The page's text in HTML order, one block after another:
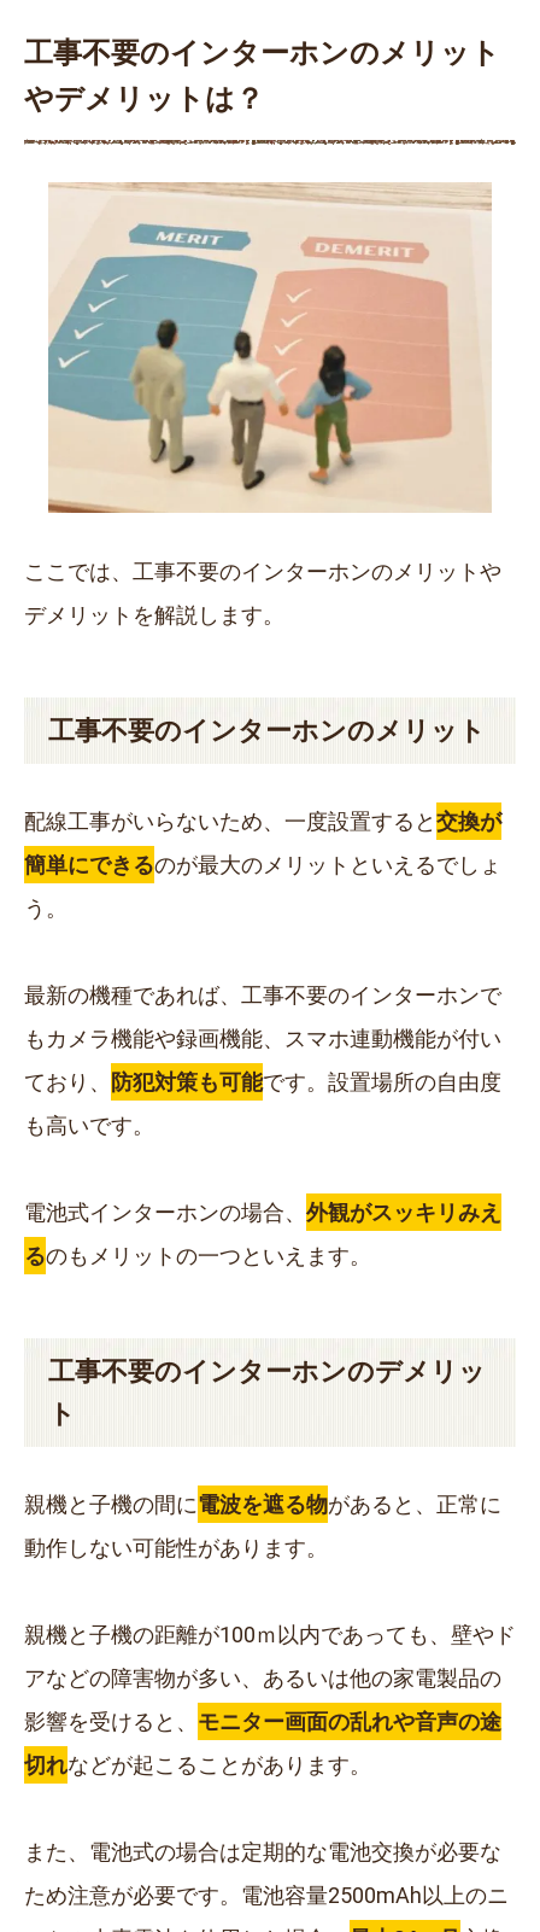
工事不要のインターホンのメリット
やデメリットは？
ここでは、工事不要のインターホンのメリットや
デメリットを解説します。
工事不要のインターホンのメリット
配線工事がいらないため、一度設置すると交換が
簡単にできるのが最大のメリットといえるでしょ
う。
最新の機種であれば、工事不要のインターホンで
もカメラ機能や録画機能、スマホ連動機能が付い
ており、 防犯対策も可能です。設置場所の自由度
も高いです。
電池式インターホンの場合、 外観がスッキリみえ
るのもメリットの一つといえます。
工事不要のインターホンのデメリッ
ト
親機と子機の間に電波を遮る物があると、正常に
動作しない可能性があります。
親機と子機の距離が100ｍ以内であっても、壁やド
アなどの障害物が多い、あるいは他の家電製品の
影響を受けると、 モニター画面の乱れや音声の途
切れなどが起こることがあります。
また、電池式の場合は定期的な電池交換が必要な
ため注意が必要です。電池容量2500mAh以上のニ